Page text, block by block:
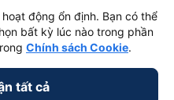
động ổn định. Bạn có thể
bất kỳ lúc nào trong phần
Chính sách Cookie.
tất cả